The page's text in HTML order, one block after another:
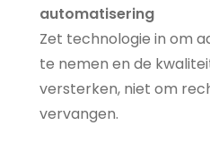
automatisering
Zet technologie in om
te nemen en de
versterken, niet om
vervangen.